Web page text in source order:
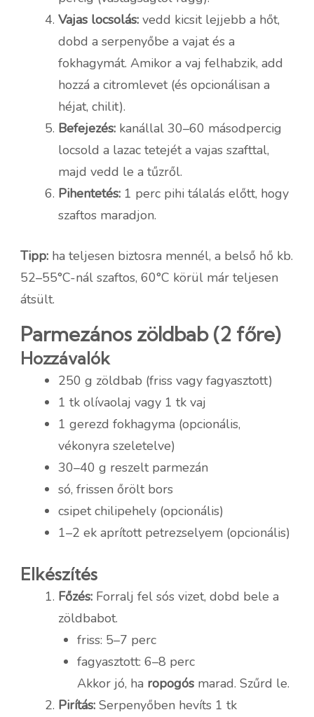
Vajas locsolás: vedd kicsit lejjebb a hőt,
dobd a serpenyőbe a vajat és a
fokhagymát. Amikor a vaj felhabzik, add
hozzá a citromlevet (és opcionálisan a
héjat, chilit).
Befejezés: kanállal 30–60 másodpercig
locsold a lazac tetejét a vajas szafttal,
majd vedd le a tűzről.
Pihentetés: 1 perc pihi tálalás előtt, hogy
szaftos maradjon.
Tipp: ha teljesen biztosra mennél, a belső hő kb.
52–55°C-nál szaftos, 60°C körül már teljesen
átsült.
Parmezános zöldbab (2 főre)
Hozzávalók
250 g zöldbab (friss vagy fagyasztott)
1 tk olívaolaj vagy 1 tk vaj
1 gerezd fokhagyma (opcionális,
vékonyra szeletelve)
30–40 g reszelt parmezán
só, frissen őrölt bors
csipet chilipehely (opcionális)
1–2 ek aprított petrezselyem (opcionális)
Elkészítés
Főzés: Forralj fel sós vizet, dobd bele a
zöldbabot.
friss: 5–7 perc
fagyasztott: 6–8 perc
Akkor jó, ha ropogós marad. Szűrd le.
Pirítás: Serpenyőben hevíts 1 tk